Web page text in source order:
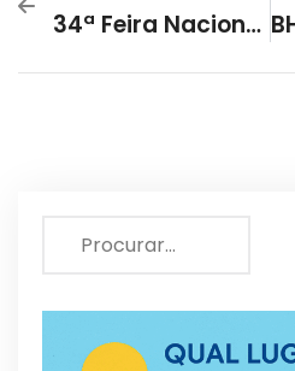
34ª Feira Nacional De Artesanato 2023